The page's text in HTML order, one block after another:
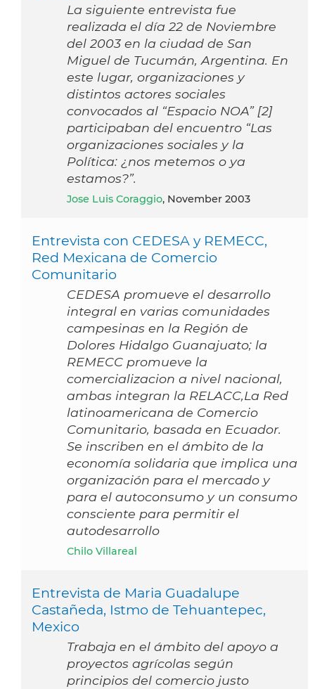
La siguiente entrevista fue
realizada el día 22 de Noviembre
del 2003 en la ciudad de San
Miguel de Tucumán, Argentina. En
este lugar, organizaciones y
distintos actores sociales
convocados al “Espacio NOA” [2]
participaban del encuentro “Las
organizaciones sociales y la
Política: ¿nos metemos o ya
estamos?”.
Jose Luis Coraggio, November 2003
Entrevista con CEDESA y REMECC,
Red Mexicana de Comercio
Comunitario
CEDESA promueve el desarrollo
integral en varias comunidades
campesinas en la Región de
Dolores Hidalgo Guanajuato; la
REMECC promueve la
comercializacion a nivel nacional,
ambas integran la RELACC,La Red
latinoamericana de Comercio
Comunitario, basada en Ecuador.
Se inscriben en el ámbito de la
economía solidaria que implica una
organización para el mercado y
para el autoconsumo y un consumo
consciente para permitir el
autodesarrollo
Chilo Villareal
Entrevista de Maria Guadalupe
Castañeda, Istmo de Tehuantepec,
Mexico
Trabaja en el ámbito del apoyo a
proyectos agrícolas según
principios del comercio justo